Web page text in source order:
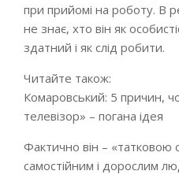
при прийомі на роботу. В
не знає, хто він як
здатний і як слід робити.
Читайте також:
Комаровський: 5 причин,
телевізор» – погана ідея
Фактично він – «татковою
самостійним і дорослим